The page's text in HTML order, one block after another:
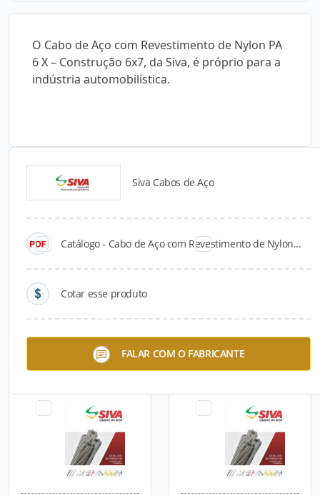
O Cabo de Aço com Revestimento de Nylon PA
6 X – Construção 6x7, da Siva, é próprio para a
indústria automobilística.
Siva Cabos de Aço
Catálogo - Cabo de Aço com Revestimento de Nylon...
Cotar esse produto
FALAR COM O FABRICANTE
Catálogos para Download
Lingas de Corrente Grau 8 -